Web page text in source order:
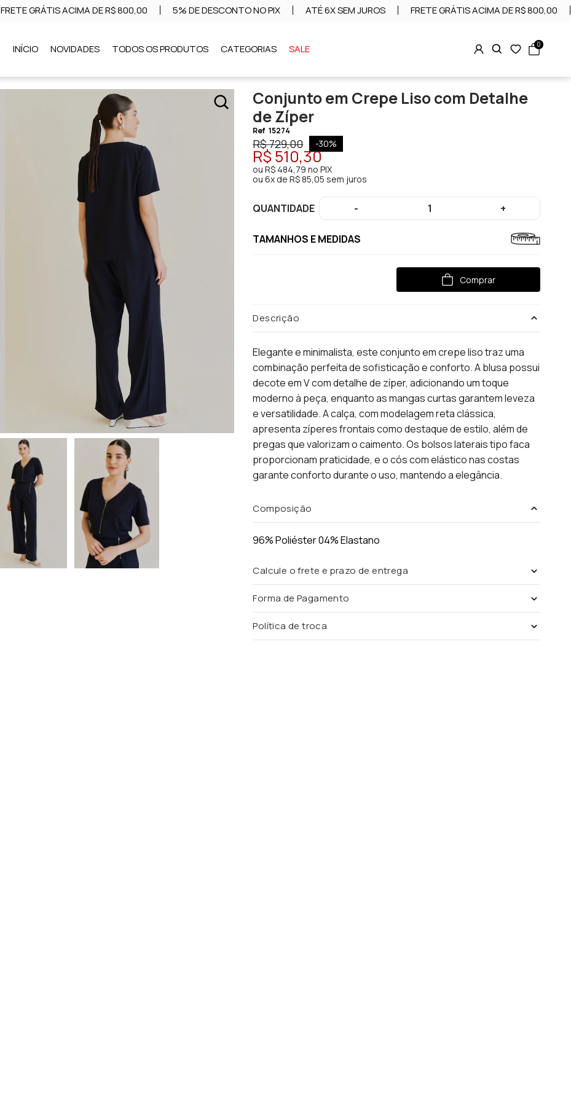
FRETE GRÁTIS ACIMA DE R$ 800,00 5% DE DESCONTO NO PIX ATÉ 6X SEM JUROS FRETE GRÁTIS ACIMA DE R$ 800,00
INÍCIO NOVIDADES TODOS OS PRODUTOS CATEGORIAS SALE 0
Conjunto em Crepe Liso com Detalhe
de Zíper
Ref 15274
R$ 729,00 -30%
R$ 510,30
ouR$ 484,79 no PIX
ou6x de R$ 85,05 sem juros
QUANTIDADE - 1 +
TAMANHOS E MEDIDAS
Comprar
Descrição
Elegante e minimalista, este conjunto em crepe liso traz uma
combinação perfeita de sofisticação e conforto. A blusa possui
decote em V com detalhe de zíper, adicionando um toque
moderno à peça, enquanto as mangas curtas garantem leveza
e versatilidade. A calça, com modelagem reta clássica,
apresenta zíperes frontais como destaque de estilo, além de
pregas que valorizam o caimento. Os bolsos laterais tipo faca
proporcionam praticidade, e o cós com elástico nas costas
garante conforto durante o uso, mantendo a elegância.
Composição
96% Poliéster 04% Elastano
Calcule o frete e prazo de entrega
Forma de Pagamento
Política de troca